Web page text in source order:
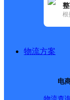
根
物流方案
电
所属快递：韵
所属区域：山
网点地址：山
网点负责人：